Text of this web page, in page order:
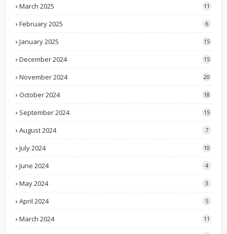
March 2025 11
February 2025 6
January 2025 15
December 2024 15
November 2024 20
October 2024 18
September 2024 15
August 2024 7
July 2024 10
June 2024 4
May 2024 3
April 2024 5
March 2024 11